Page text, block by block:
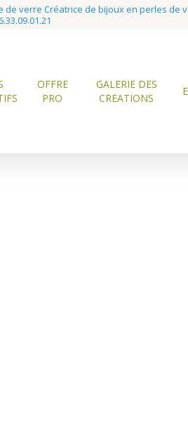
verre Créatrice de bijoux en perles de
OFFRE
PRO
GALERIE DES
CREATIONS